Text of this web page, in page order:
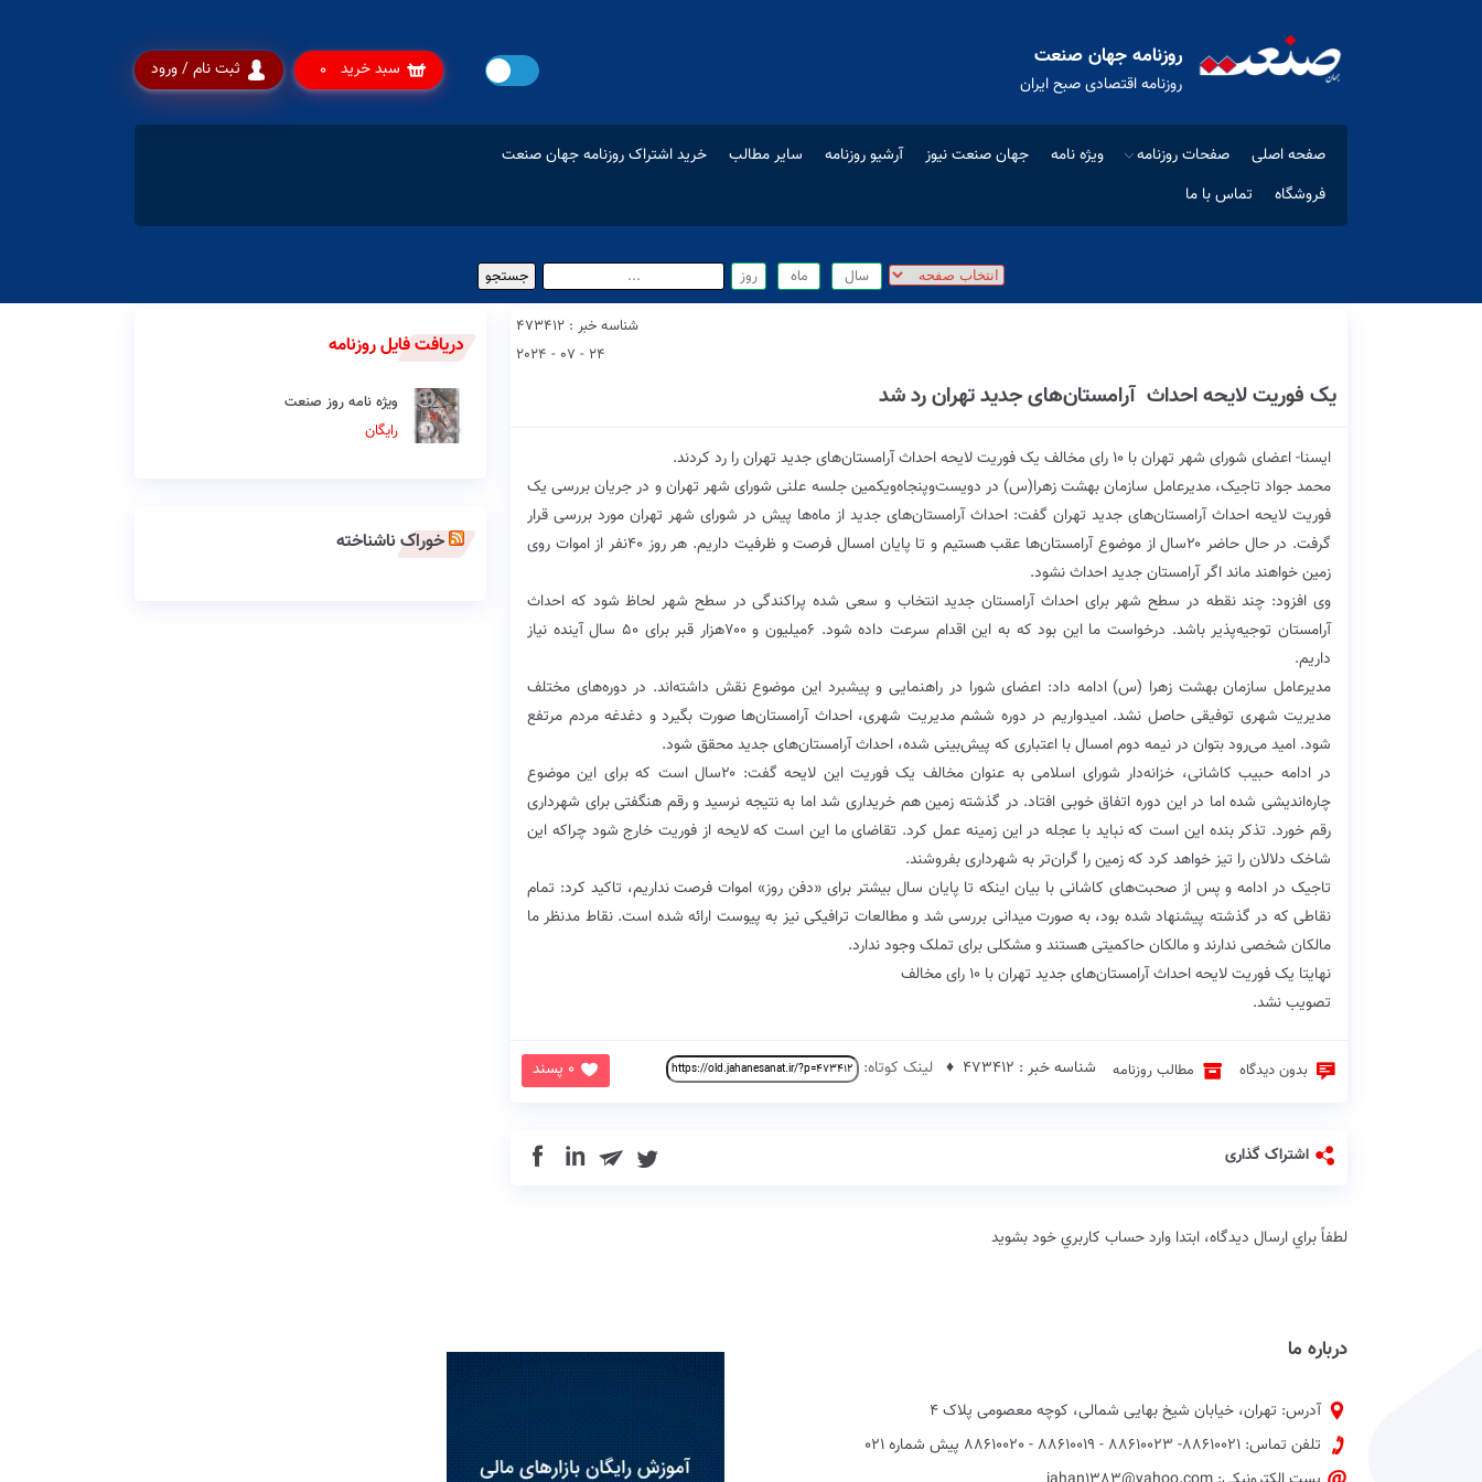
روزنامه جهان صنعت
روزنامه اقتصادی صبح ایران
ثبت نام / ورود سبد خرید 0
صفحه اصلی صفحات روزنامه ویژه نامه جهان صنعت نیوز آرشیو روزنامه سایر مطالب
خرید اشتراک روزنامه جهان صنعت
فروشگاه
تماس با ما
شناسه خبر : 473412
24 - 07 - 2024
یک فوریت لایحه احداث آرامستان‌های جدید تهران رد شد
ایسنا- اعضای شورای شهر تهران با ۱۰ رای مخالف یک فوریت لایحه احداث آرامستان‌های جدید تهران را رد کردند.
محمد جواد تاجیک، مدیرعامل سازمان بهشت زهرا(س) در دویست‌و‌پنجاه‌ویکمین جلسه علنی شورای شهر تهران و در جریان بررسی یک
فوریت لایحه احداث آرامستان‌های جدید تهران گفت: احداث آرامستان‌های جدید از ماه‌ها پیش در شورای شهر تهران مورد بررسی قرار
گرفت. در حال حاضر ۲۰سال از موضوع آرامستان‌ها عقب هستیم و تا پایان امسال فرصت و ظرفیت داریم. هر روز ۴۰نفر از اموات روی
زمین خواهند ماند اگر آرامستان جدید احداث نشود.
وی افزود: چند نقطه در سطح شهر برای احداث آرامستان جدید انتخاب و سعی شده پراکندگی در سطح شهر لحاظ شود که احداث
آرامستان توجیه‌پذیر باشد. درخواست ما این بود که به این اقدام سرعت داده شود. ۶‌میلیون و ۷۰۰‌هزار قبر برای ۵۰ سال آینده نیاز
داریم.
مدیرعامل سازمان بهشت زهرا (س) ادامه داد: اعضای شورا در راهنمایی و پیشبرد این موضوع نقش داشته‌اند. در دوره‌های مختلف
مدیریت شهری توفیقی حاصل نشد. امیدواریم در دوره ششم مدیریت شهری، احداث آرامستان‌ها صورت بگیرد و دغدغه مردم مرتفع
شود. امید می‌رود بتوان در نیمه دوم امسال با اعتباری که پیش‌بینی شده، احداث آرامستان‌های جدید محقق شود.
در ادامه حبیب کاشانی، خزانه‌دار شورای اسلامی به عنوان مخالف یک فوریت این لایحه گفت: ۲۰سال است که برای این موضوع
چاره‌اندیشی شده اما در این دوره اتفاق خوبی افتاد. در گذشته زمین هم خریداری شد اما به نتیجه نرسید و رقم هنگفتی برای شهرداری
رقم خورد. تذکر بنده این است که نباید با عجله در این زمینه عمل کرد. تقاضای ما این است که لایحه از فوریت خارج شود چراکه این
شاخک دلالان را تیز خواهد کرد که زمین را گران‌تر به شهرداری بفروشند.
تاجیک در ادامه و پس از صحبت‌های کاشانی با بیان اینکه تا پایان سال بیشتر برای «دفن روز» اموات فرصت نداریم، تاکید کرد: تمام
نقاطی که در گذشته پیشنهاد شده بود، به صورت میدانی بررسی شد و مطالعات ترافیکی نیز به پیوست ارائه شده است. نقاط مدنظر ما
مالکان شخصی ندارند و مالکان حاکمیتی هستند و مشکلی برای تملک وجود ندارد.
نهایتا یک فوریت لایحه احداث آرامستان‌های جدید تهران با ۱۰ رای مخالف
تصویب نشد.
بدون دیدگاه مطالب روزنامه 0 پسند شناسه خبر : 473412 ♦ لینک کوتاه:
اشتراک گذاری in
لطفاً براي ارسال دیدگاه، ابتدا وارد حساب كاربري خود بشويد
دریافت فایل روزنامه
ویژه نامه روز صنعت
رایگان
خوراک ناشناخته
درباره ما
آدرس: تهران، خیابان شیخ بهایی شمالی، کوچه معصومی پلاک 4
تلفن تماس: 88610021- 88610023 - 88610019 - 88610020 پیش شماره 021